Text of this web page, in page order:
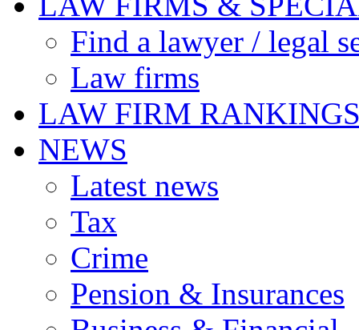
Find a lawyer / legal
Law firms
LAW FIRM
NEWS
Latest news
Tax
Crime
Pension & Insurances